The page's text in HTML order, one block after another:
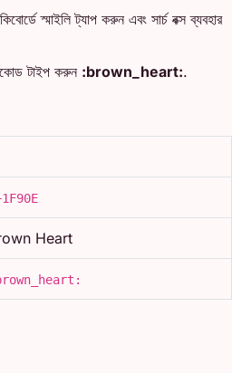
কিবোর্ডে স্মাইলি ট্যাপ করুন এবং সার্চ বক্স ব্যবহার
টাইপ করুন :brown_heart:.
Heart